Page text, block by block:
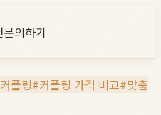
문의하기
플링#커플링 가격 비교#맞춤